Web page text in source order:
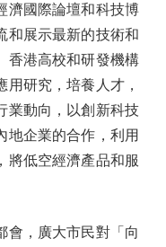
國際論壇和科技博
和展示最新的技術和
香港高校和研發機構
研究，培養人才，
業動向，以創新科技
地企業的合作，利用
將低空經濟產品和服
，廣大市民對「向